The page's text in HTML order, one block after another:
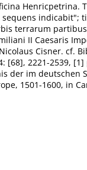
Henricpetrina.
indicabit";
terrarum partibus
II Caesaris
Cisner. cf.
[68], 2221-2539,
der im deutschen
1501-1600, in